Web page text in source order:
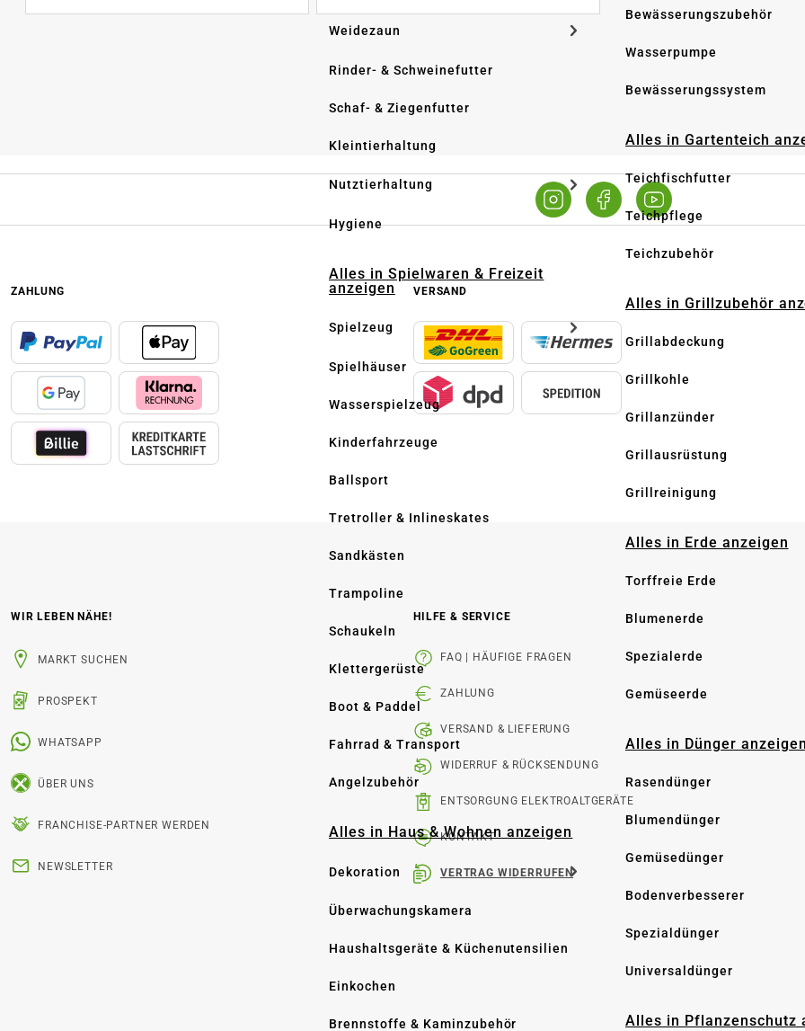
Weidezaun
Rinder- & Schweinefutter
Schaf- & Ziegenfutter
Kleintierhaltung
Nutztierhaltung
Hygiene
Alles in Spielwaren & Freizeit
anzeigen
Spielzeug
Spielhäuser
Wasserspielzeug
Kinderfahrzeuge
Ballsport
Tretroller & Inlineskates
Sandkästen
Trampoline
Schaukeln
Klettergerüste
Boot & Paddel
Fahrrad & Transport
Angelzubehör
Alles in Haus & Wohnen anzeigen
Dekoration
Überwachungskamera
Haushaltsgeräte & Küchenutensilien
Einkochen
Brennstoffe & Kaminzubehör
Bewässerungszubehör
Wasserpumpe
Bewässerungssystem
Alles in Gartenteich
Teichfischfutter
Teichpflege
Teichzubehör
Alles in Grillzubehör
Grillabdeckung
Grillkohle
Grillanzünder
Grillausrüstung
Grillreinigung
Alles in Erde anzeigen
Torffreie Erde
Blumenerde
Spezialerde
Gemüseerde
Alles in Dünger anzeigen
Rasendünger
Blumendünger
Gemüsedünger
Bodenverbesserer
Spezialdünger
Universaldünger
Alles in Pflanzenschutz
ZAHLUNG VERSAND
WIR LEBEN NÄHE!
MARKT SUCHEN
PROSPEKT
WHATSAPP
ÜBER UNS
FRANCHISE-PARTNER WERDEN
NEWSLETTER
HILFE & SERVICE
FAQ | HÄUFIGE FRAGEN
ZAHLUNG
VERSAND & LIEFERUNG
WIDERRUF & RÜCKSENDUNG
ENTSORGUNG ELEKTROALTGERÄTE
KONTAKT
VERTRAG WIDERRUFEN